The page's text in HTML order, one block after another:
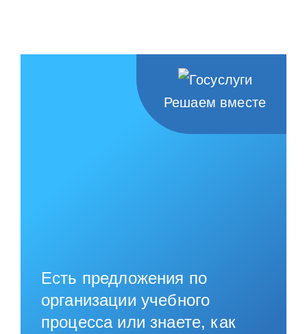
Решаем вместе
Есть предложения по
организации учебного
процесса или знаете, как